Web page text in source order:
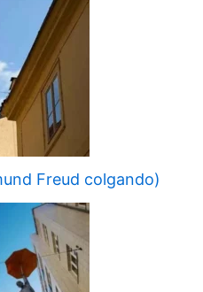
Freud colgando)